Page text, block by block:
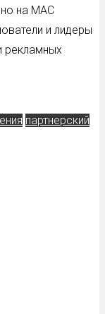
на MAC
и лидеры
рекламных
партнерский